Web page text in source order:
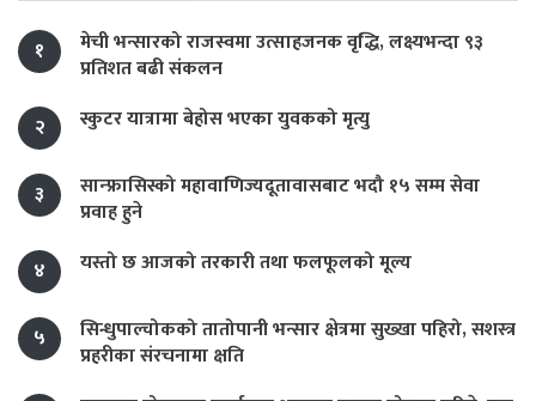
१
मेची भन्सारको राजस्वमा उत्साहजनक वृद्धि, लक्ष्यभन्दा ९३
प्रतिशत बढी संकलन
२
स्कुटर यात्रामा बेहोस भएका युवकको मृत्यु
३
सान्फ्रासिस्को महावाणिज्यदूतावासबाट भदौ १५ सम्म सेवा
प्रवाह हुने
४
यस्तो छ आजको तरकारी तथा फलफूलको मूल्य
५
सिन्धुपाल्चोकको तातोपानी भन्सार क्षेत्रमा सुख्खा पहिरो, सशस्त्र
प्रहरीका संरचनामा क्षति